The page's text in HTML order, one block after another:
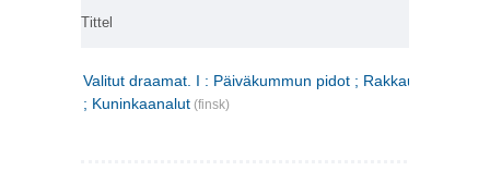
Tittel
Valitut draamat. I : Päiväkummun pidot ; Rakkauden
; Kuninkaanalut (finsk)